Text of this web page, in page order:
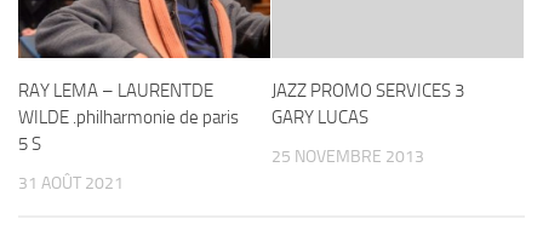
RAY LEMA – LAURENTDE
WILDE .philharmonie de paris
5 S
31 AOÛT 2021
JAZZ PROMO SERVICES 3
GARY LUCAS
25 NOVEMBRE 2013